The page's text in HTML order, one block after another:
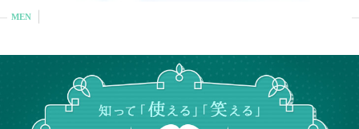
カミソリの構造
部位で選ぶ（女性）
正しい顔の産毛の剃り方
カミソリと肌
カミソリ負けの原因と予防
カミソリコラム COLUMN
MEN